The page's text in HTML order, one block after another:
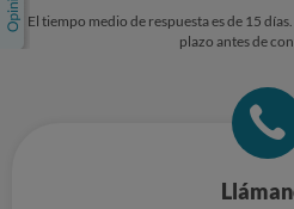
El tiempo medio de respuesta es de 15
plazo antes de